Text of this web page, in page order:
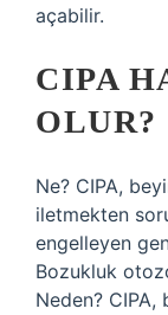
açabilir.
CIPA
OLUR?
Ne? CIPA,
iletmekten
engelleyen
Bozukluk
Neden? CIPA,